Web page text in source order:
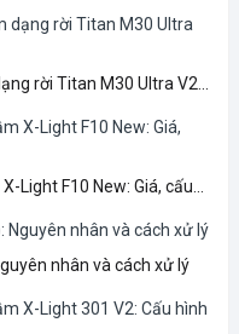
rời Titan M30 Ultra V2...
Light F10 New: Giá, cấu...
nhân và cách xử lý